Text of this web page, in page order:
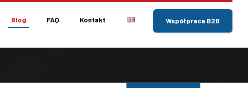
Współpraca B2B
Blog FAQ Kontakt